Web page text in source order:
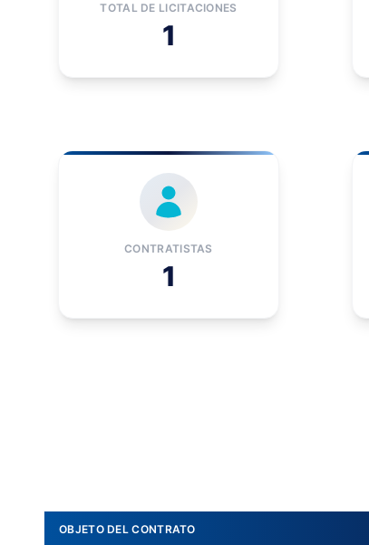
TOTAL DE LICITACIONES
1
CONTRATISTAS
1
OBJETO DEL CONTRATO